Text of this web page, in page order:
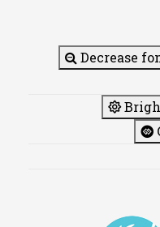
Decrease